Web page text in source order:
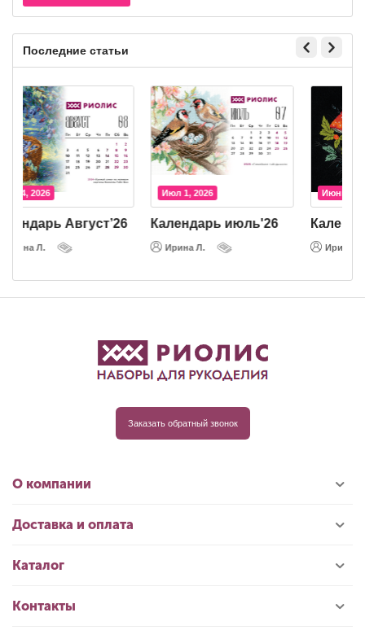
Последние статьи
Авг 4, 2026
Календарь Август’26
Ирина Л.
Июл 1, 2026
Календарь июль'26
Ирина Л.
Заказать обратный звонок
О компании
Доставка и оплата
Каталог
Контакты